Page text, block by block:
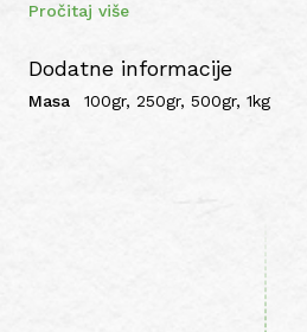
Pročitaj više
Dodatne informacije
Masa 100gr, 250gr, 500gr, 1kg